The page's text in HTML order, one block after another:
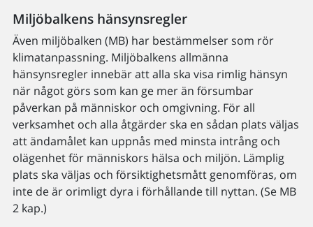
Miljöbalkens hänsynsregler
Även miljöbalken (MB) har bestämmelser som rör
klimatanpassning. Miljöbalkens allmänna
hänsynsregler innebär att alla ska visa rimlig hänsyn
när något görs som kan ge mer än försumbar
påverkan på människor och omgivning. För all
verksamhet och alla åtgärder ska en sådan plats väljas
att ändamålet kan uppnås med minsta intrång och
olägenhet för människors hälsa och miljön. Lämplig
plats ska väljas och försiktighetsmått genomföras, om
inte de är orimligt dyra i förhållande till nyttan. (Se MB
2 kap.)